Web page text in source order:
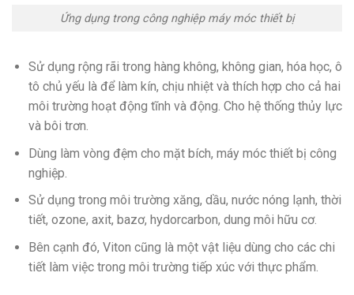
Ứng dụng trong công nghiệp máy móc thiết bị
Sử dụng rộng rãi trong hàng không, không gian, hóa học, ô
tô chủ yếu là để làm kín, chịu nhiệt và thích hợp cho cả hai
môi trường hoạt động tĩnh và động. Cho hệ thống thủy lực
và bôi trơn.
Dùng làm vòng đệm cho mặt bích, máy móc thiết bị công
nghiệp.
Sử dụng trong môi trường xăng, dầu, nước nóng lạnh, thời
tiết, ozone, axit, bazơ, hydorcarbon, dung môi hữu cơ.
Bên cạnh đó, Viton cũng là một vật liệu dùng cho các chi
tiết làm việc trong môi trường tiếp xúc với thực phẩm.